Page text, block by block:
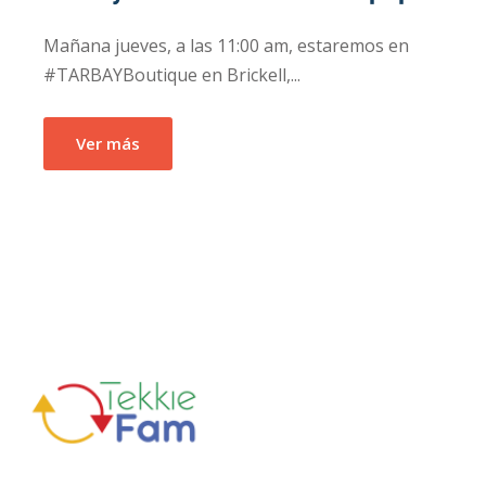
Mañana jueves, a las 11:00 am, estaremos en
#TARBAYBoutique en Brickell,...
Ver más